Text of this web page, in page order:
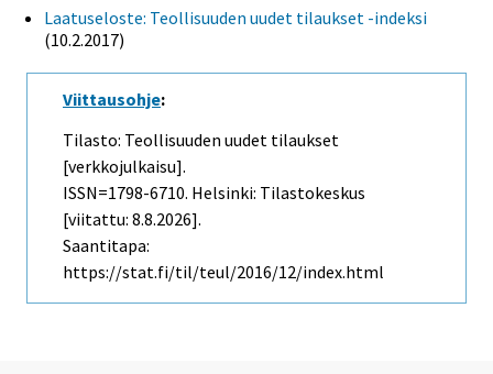
Laatuseloste: Teollisuuden uudet tilaukset -indeksi
(10.2.2017)
Viittausohje:
Tilasto: Teollisuuden uudet tilaukset
[verkkojulkaisu].
ISSN=1798-6710. Helsinki: Tilastokeskus
[viitattu: 8.8.2026].
Saantitapa:
https://stat.fi/til/teul/2016/12/index.html